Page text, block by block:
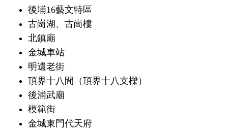
後埔16藝文特區
古崗湖、古崗樓
北鎮廟
金城車站
明遺老街
頂界十八間（頂界十八支樑）
後浦武廟
模範街
金城東門代天府